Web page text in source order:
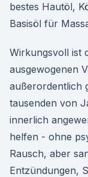
bestes Hautöl,
Basisöl für
Wirkungsvoll ist
ausgewogenen
außerordentlich
tausenden von
innerlich
helfen - ohne
Rausch, aber
Entzündungen,